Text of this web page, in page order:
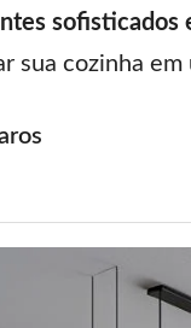
sofisticados
sua cozinha